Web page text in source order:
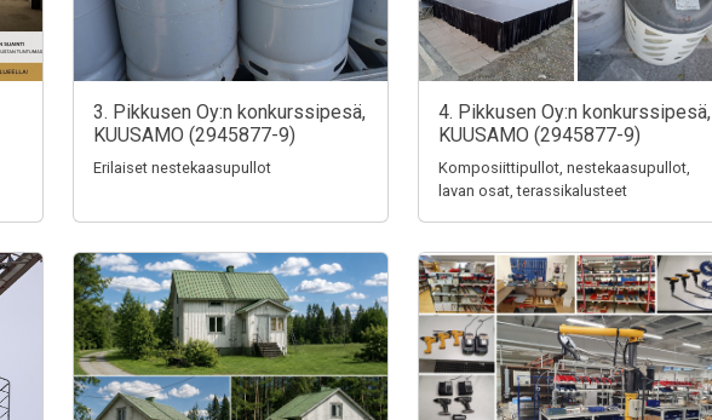
3. Pikkusen Oy:n konkurssipesä,
KUUSAMO (2945877-9)
Erilaiset nestekaasupullot
4. Pikkusen Oy:n konkurssipesä,
KUUSAMO (2945877-9)
Komposiittipullot, nestekaasupullot,
lavan osat, terassikalusteet